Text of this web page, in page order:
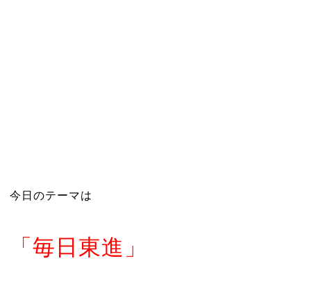
今日のテーマは
「毎日東進」